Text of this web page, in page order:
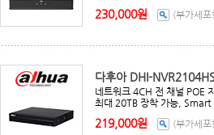
230,000원 (부가세포
다후아 DHI-
네트워크 4CH 전 채널 POE
최대 20TB 장착 가능,
219,000원 (부가세포